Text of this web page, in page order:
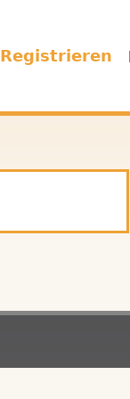
Registrieren